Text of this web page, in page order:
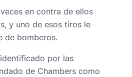
en contra de ellos
y uno de esos tiros le
de bomberos.
por las
de Chambers como